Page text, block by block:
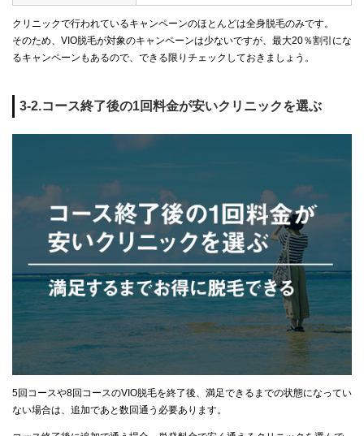
クリニックで行われているキャンペーンのほとんどは全身脱毛のみです。
そのため、VIO脱毛が対象のキャンペーンは少ないですが、最大20％割引にな
るキャンペーンもあるので、できる限りチェックしておきましょう。
3-2.コース終了後の1回料金が安いクリニックを選ぶ
5回コースや8回コースのVIO脱毛を終了後、満足できるまでの状態になってい
ない場合は、追加であと数回通う必要あります。